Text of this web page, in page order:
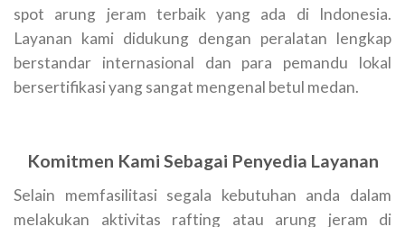
spot arung jeram terbaik yang ada di Indonesia.
Layanan kami didukung dengan peralatan lengkap
berstandar internasional dan para pemandu lokal
bersertifikasi yang sangat mengenal betul medan.
Komitmen Kami Sebagai Penyedia Layanan
Selain memfasilitasi segala kebutuhan anda dalam
melakukan aktivitas rafting atau arung jeram di